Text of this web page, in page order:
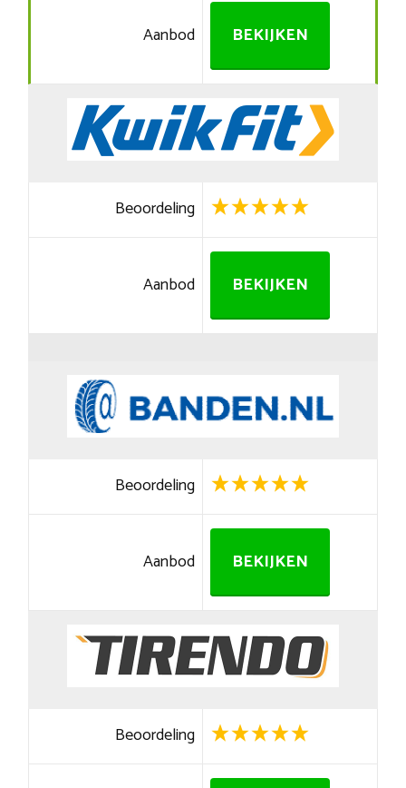
Aanbod BEKIJKEN
Beoordeling
Aanbod BEKIJKEN
Beoordeling
Aanbod BEKIJKEN
Beoordeling